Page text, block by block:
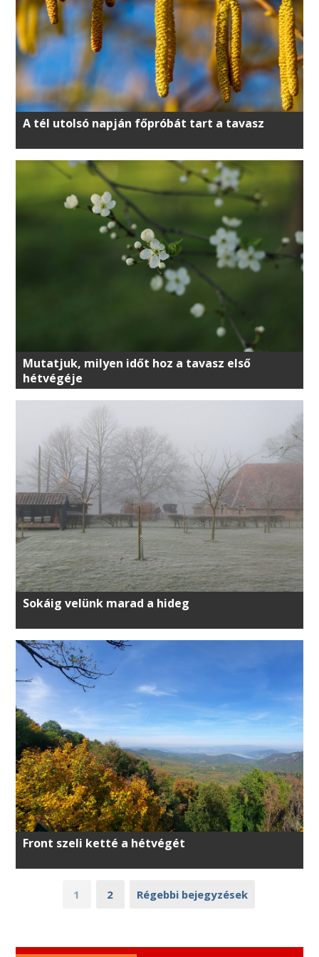
A tél utolsó napján főpróbát tart a tavasz
Mutatjuk, milyen időt hoz a tavasz első
hétvégéje
Sokáig velünk marad a hideg
Front szeli ketté a hétvégét
1 2 Régebbi bejegyzések